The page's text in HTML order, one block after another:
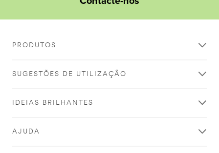
PRODUTOS
SUGESTÕES DE UTILIZAÇÃO
IDEIAS BRILHANTES
AJUDA